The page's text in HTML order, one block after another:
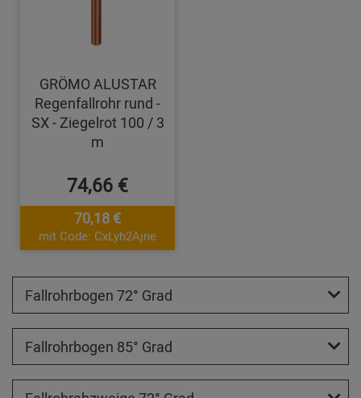
GRÖMO ALUSTAR
Regenfallrohr rund -
SX - Ziegelrot 100 / 3
m
74,66 €
70,18 €
mit Code: CxLyh2Ajne
Fallrohrbogen 72° Grad
Fallrohrbogen 85° Grad